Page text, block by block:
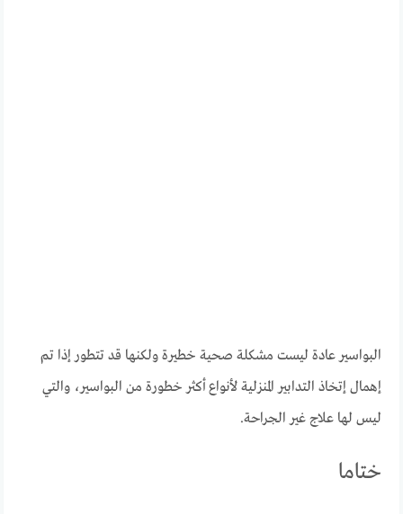
البواسير عادة ليست مشكلة صحية خطيرة ولكنها قد تتطور إذا تم
إهمال إتخاذ التدابير المنزلية لأنواع أكثر خطورة من البواسير، والتي
ليس لها علاج غير الجراحة.
ختاما